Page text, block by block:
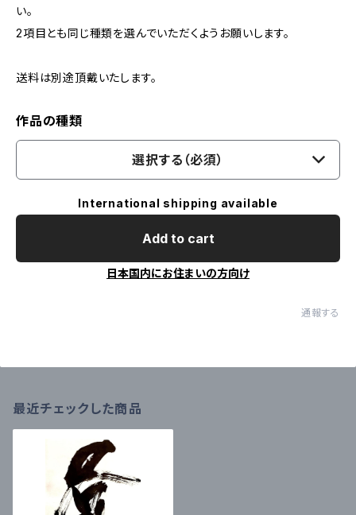
い。
2項目とも同じ種類を選んでいただくようお願いします。
送料は別途頂戴いたします。
作品の種類
選択する（必須）
International shipping available
Add to cart
日本国内にお住まいの方向け
通報する
最近チェックした商品